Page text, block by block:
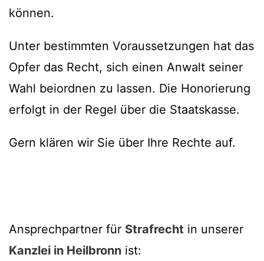
können.
Unter bestimmten Voraussetzungen hat das
Opfer das Recht, sich einen Anwalt seiner
Wahl beiordnen zu lassen. Die Honorierung
erfolgt in der Regel über die Staatskasse.
Gern klären wir Sie über Ihre Rechte auf.
Ansprechpartner für Strafrecht in unserer
Kanzlei in Heilbronn ist: